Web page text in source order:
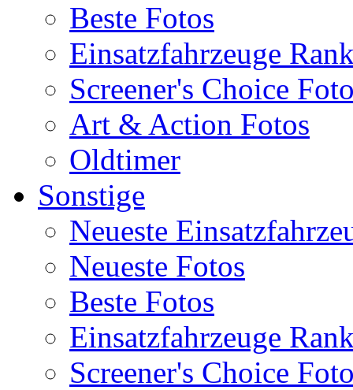
Beste Fotos
Einsatzfahrzeuge
Screener's Choice
Art & Action Fotos
Oldtimer
Sonstige
Neueste
Neueste Fotos
Beste Fotos
Einsatzfahrzeuge
Screener's Choice